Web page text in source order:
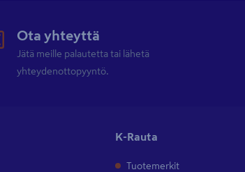
Ota yhteyttä
Jätä meille palautetta tai lähetä
yhteydenottopyyntö.
K-Rauta
Tuotemerkit